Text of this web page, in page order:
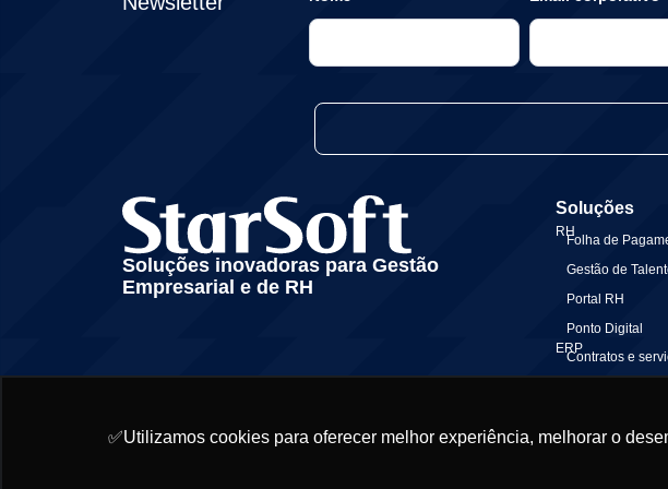
✅Utilizamos cookies para oferecer melhor experiência, melhorar o
Soluções inovadoras para Gestão
Empresarial e de RH
Soluções
RH
Folha de
Gestão de
Portal RH
Ponto Digital
ERP
Contratos e